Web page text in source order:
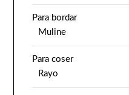
Para bordar
Muline
Para coser
Rayo